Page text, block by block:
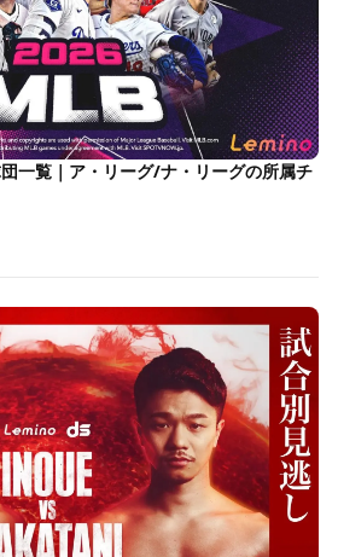
一覧｜ア・リーグ/ナ・リーグの所属チ